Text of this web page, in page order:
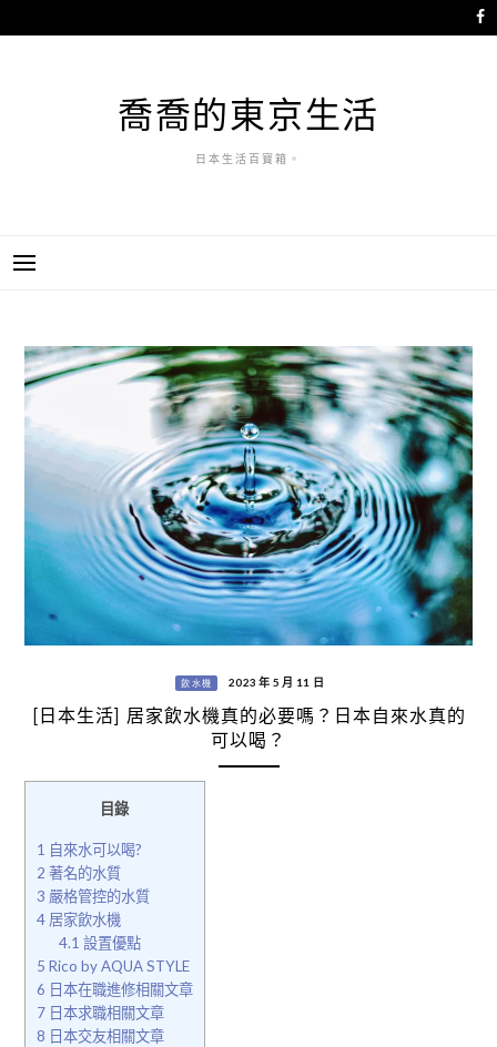
至
喬喬的東京生活
日本生活百寶箱。
飲水機 2023 年 5 月 11 日
[日本生活] 居家飲水機真的必要嗎？日本自來水真的
可以喝？
目錄
1 自來水可以喝?
2 著名的水質
3 嚴格管控的水質
4居家飲水機
4.1 設置優點
5 Rico by AQUA STYLE
6 日本在職進修相關文章
7日本求職相關文章
8 日本交友相關文章